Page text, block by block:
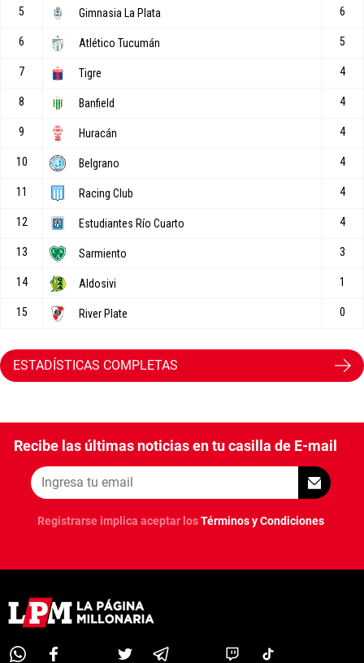
ESTADÍSTICAS COMPLETAS
Recibe las últimas noticias en tu casilla de E-mail
Registrarse implica aceptar losTérminos y Condiciones